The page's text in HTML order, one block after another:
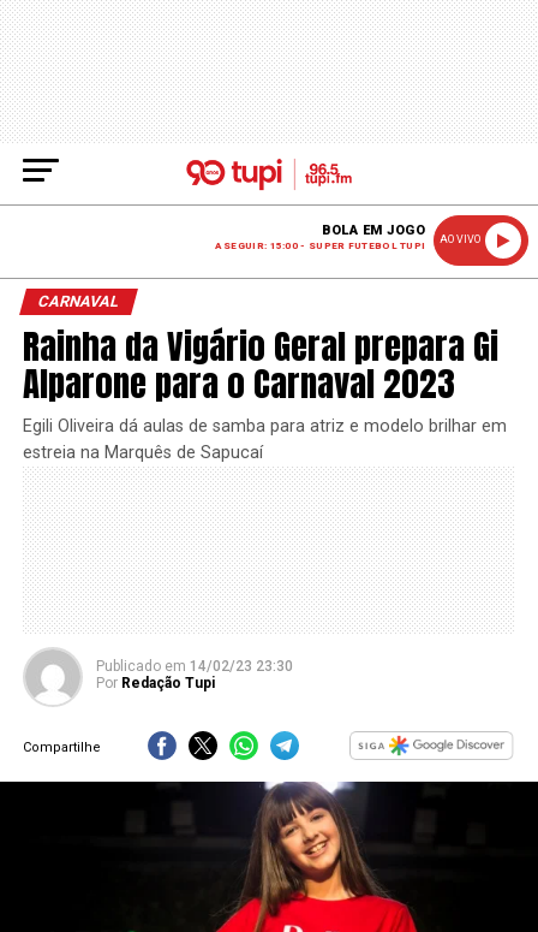
BOLA EM JOGO
A SEGUIR: 15:00 - SUPER FUTEBOL TUPI
AO VIVO
CARNAVAL
Rainha da Vigário Geral prepara Gi
Alparone para o Carnaval 2023
Egili Oliveira dá aulas de samba para atriz e modelo brilhar em
estreia na Marquês de Sapucaí
Publicado em 14/02/23 23:30
Por Redação Tupi
Compartilhe